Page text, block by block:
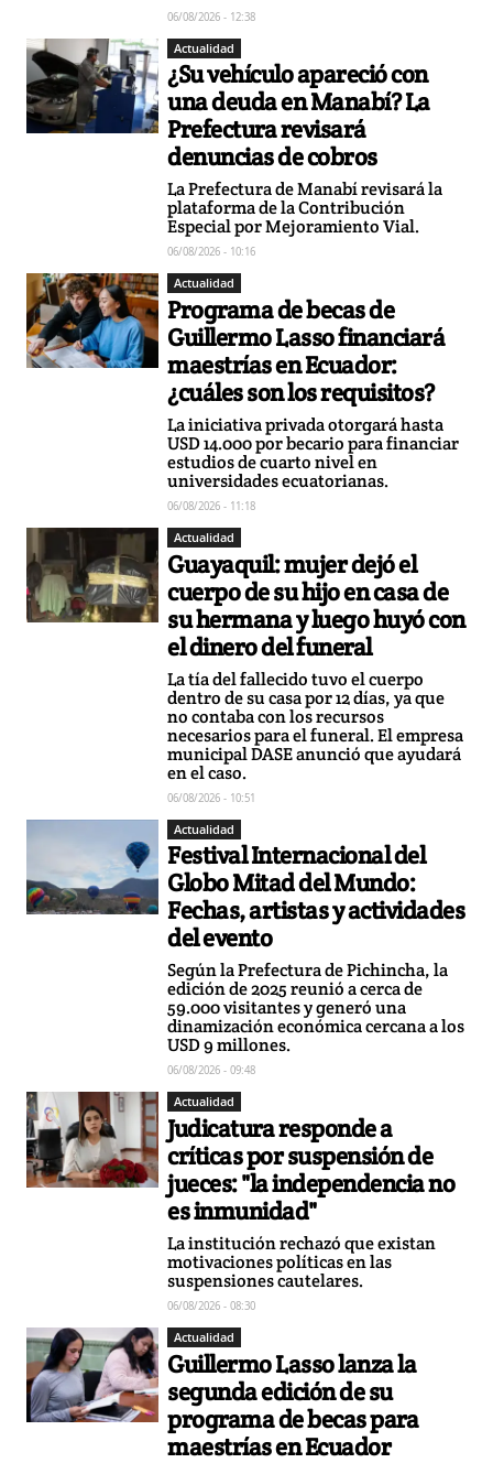
06/08/2026 - 12:38
Actualidad
¿Su vehículo apareció con
una deuda en Manabí? La
Prefectura revisará
denuncias de cobros
La Prefectura de Manabí revisará la
plataforma de la Contribución
Especial por Mejoramiento Vial.
06/08/2026 - 10:16
Actualidad
Programa de becas de
Guillermo Lasso financiará
maestrías en Ecuador:
¿cuáles son los requisitos?
La iniciativa privada otorgará hasta
USD 14.000 por becario para financiar
estudios de cuarto nivel en
universidades ecuatorianas.
06/08/2026 - 11:18
Actualidad
Guayaquil: mujer dejó el
cuerpo de su hijo en casa de
su hermana y luego huyó con
el dinero del funeral
La tía del fallecido tuvo el cuerpo
dentro de su casa por 12 días, ya que
no contaba con los recursos
necesarios para el funeral. El empresa
municipal DASE anunció que ayudará
en el caso.
06/08/2026 - 10:51
Actualidad
Festival Internacional del
Globo Mitad del Mundo:
Fechas, artistas y actividades
del evento
Según la Prefectura de Pichincha, la
edición de 2025 reunió a cerca de
59.000 visitantes y generó una
dinamización económica cercana a los
USD 9 millones.
06/08/2026 - 09:48
Actualidad
Judicatura responde a
críticas por suspensión de
jueces: "la independencia no
es inmunidad"
La institución rechazó que existan
motivaciones políticas en las
suspensiones cautelares.
06/08/2026 - 08:30
Actualidad
Guillermo Lasso lanza la
segunda edición de su
programa de becas para
maestrías en Ecuador